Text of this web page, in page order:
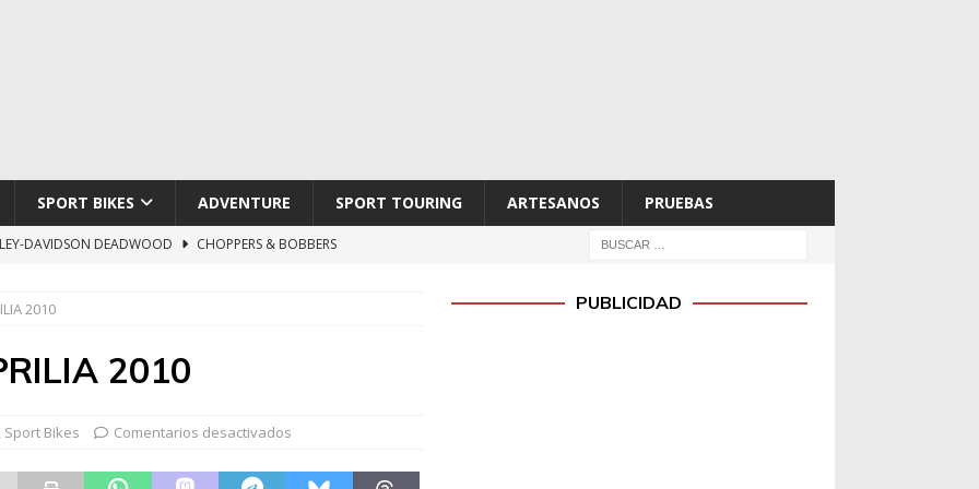
SPORT BIKES ADVENTURE SPORT TOURING ARTESANOS PRUEBAS
DAVIDSON DEADWOOD
CHOPPERS & BOBBERS
HYPERMOTARD V2 SP
DUKE 2027
KTM
2010
2010
, Sport Bikes Comentarios desactivados
PUBLICIDAD